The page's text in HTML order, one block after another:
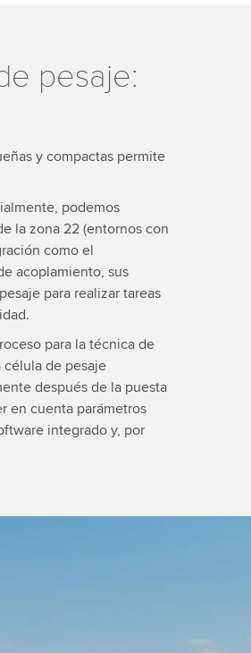
pesaje:
y compactas permite
podemos
la zona 22 (entornos con
como el
acoplamiento, sus
para realizar tareas
para la técnica de
célula de pesaje
después de la puesta
en cuenta parámetros
integrado y, por